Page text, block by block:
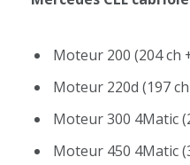
Moteur 200 (204 ch
Moteur 220d (197
Moteur 300 4Matic
Moteur 450 4Matic